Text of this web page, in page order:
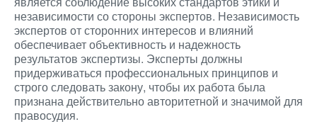
независимости со стороны экспертов. Независимость
экспертов от сторонних интересов и влияний
обеспечивает объективность и надежность
результатов экспертизы. Эксперты должны
придерживаться профессиональных принципов и
строго следовать закону, чтобы их работа была
признана действительно авторитетной и значимой для
правосудия.